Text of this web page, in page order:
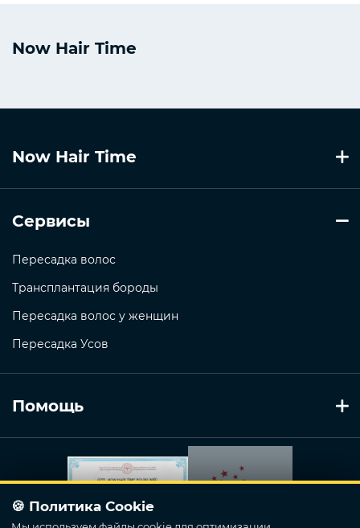
Now Hair Time
Now Hair Time
Сервисы
Пересадка волос
Трансплантация бороды
Пересадка волос у женщин
Пересадка Усов
Помощь
🍪 Политика Cookie